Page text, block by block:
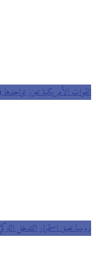
القوات الأمريكية تعزز تواجدها
روسيا تعيق استمرار التدخل